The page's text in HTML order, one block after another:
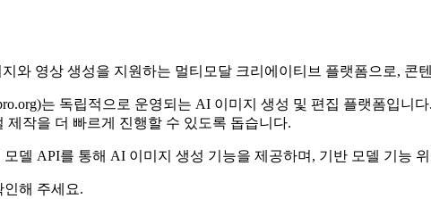
지와 영상 생성을 지원하는 멀티모달 크리에이티브 플랫폼으로, 콘
는 독립적으로 운영되는 AI 이미지 생성 및 편집 플랫폼입
제작을 더 빠르게 진행할 수 있도록 돕습니다.
델 API를 통해 AI 이미지 생성 기능을 제공하며, 기반 모델 기능
인해 주세요.